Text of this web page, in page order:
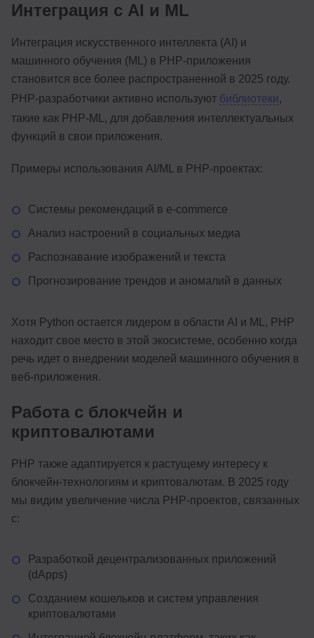
Интеграция с AI и ML
Интеграция искусственного интеллекта (AI) и
машинного обучения (ML) в PHP-приложения
становится все более распространенной в 2025 году.
PHP-разработчики активно используют библиотеки,
такие как PHP-ML, для добавления интеллектуальных
функций в свои приложения.
Примеры использования AI/ML в PHP-проектах:
Системы рекомендаций в e-commerce
Анализ настроений в социальных медиа
Распознавание изображений и текста
Прогнозирование трендов и аномалий в данных
Хотя Python остается лидером в области AI и ML, PHP
находит свое место в этой экосистеме, особенно когда
речь идет о внедрении моделей машинного обучения в
веб-приложения.
Работа с блокчейн и
криптовалютами
PHP также адаптируется к растущему интересу к
блокчейн-технологиям и криптовалютам. В 2025 году
мы видим увеличение числа PHP-проектов, связанных
с:
Разработкой децентрализованных приложений
(dApps)
Созданием кошельков и систем управления
криптовалютами